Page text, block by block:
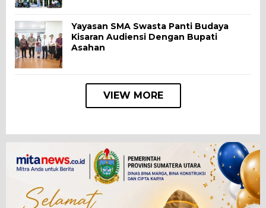
Yayasan SMA Swasta Panti Budaya
Kisaran Audiensi Dengan Bupati
Asahan
VIEW MORE